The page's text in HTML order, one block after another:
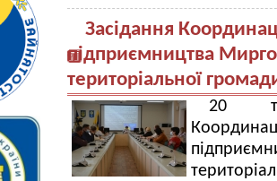
Засідання
підприємництва
територіальної
20